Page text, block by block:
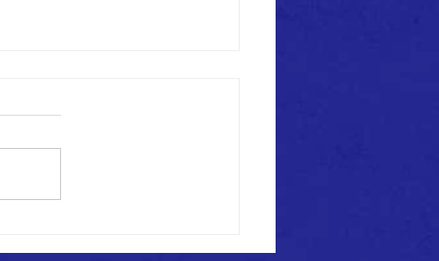
カー選手権大会 函館地区予選